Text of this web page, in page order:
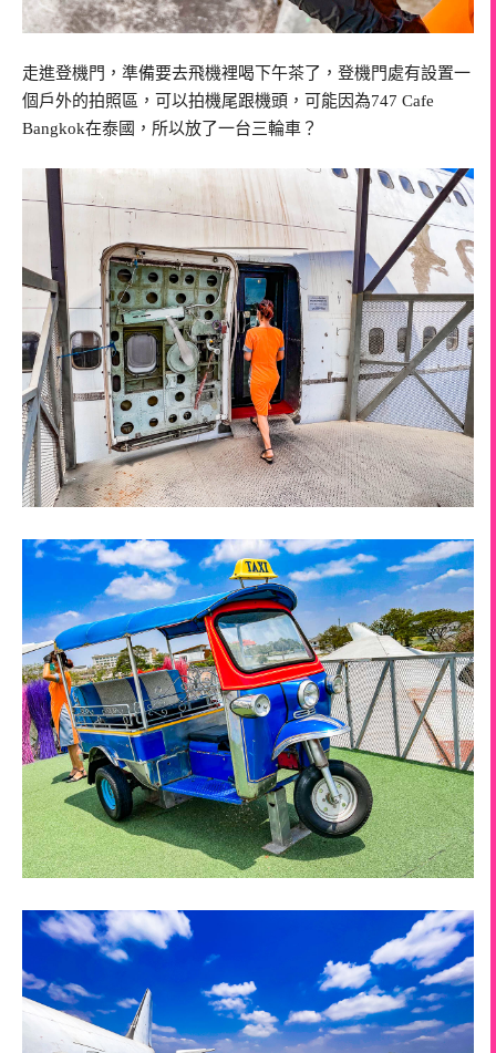
走進登機門，準備要去飛機裡喝下午茶了，登機門處有設置一
個戶外的拍照區，可以拍機尾跟機頭，可能因為747 Cafe
Bangkok在泰國，所以放了一台三輪車？